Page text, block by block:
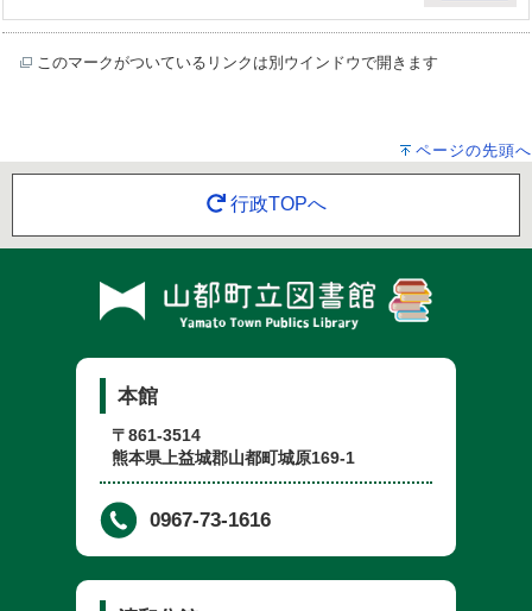
このマークがついているリンクは別ウインドウで開きます
ページの先頭へ
行政TOPへ
本館
〒861-3514
熊本県上益城郡山都町城原169-1
0967-73-1616